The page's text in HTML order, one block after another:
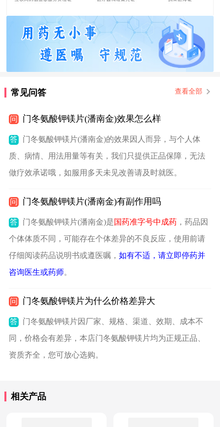
常见问答 查看全部
问 门冬氨酸钾镁片(潘南金)效果怎么样
答
门冬氨酸钾镁片(潘南金)的效果因人而异，与个人体
质、病情、用法用量等有关，我们只提供正品保障，无法
做疗效承诺哦，如服用多天未见改善请及时就医。
问 门冬氨酸钾镁片(潘南金)有副作用吗
答 门冬氨酸钾镁片(潘南金)是国药准字号中成药，药品因
个体体质不同，可能存在个体差异的不良反应，使用前请
仔细阅读药品说明书或遵医嘱， 如有不适，请立即停药并
咨询医生或药师。
问 门冬氨酸钾镁片为什么价格差异大
答
门冬氨酸钾镁片因厂家、规格、渠道、效期、成本不
同，价格会有差异，本店门冬氨酸钾镁片均为正规正品、
资质齐全，您可放心选购。
相关产品